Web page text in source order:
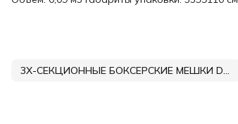
3Х-СЕКЦИОННЫЕ БОКСЕРСКИЕ МЕШКИ DNN